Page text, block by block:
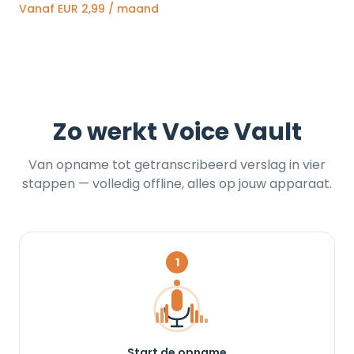
Vanaf EUR 2,99 / maand
Zo werkt Voice Vault
Van opname tot getranscribeerd verslag in vier
stappen — volledig offline, alles op jouw apparaat.
1